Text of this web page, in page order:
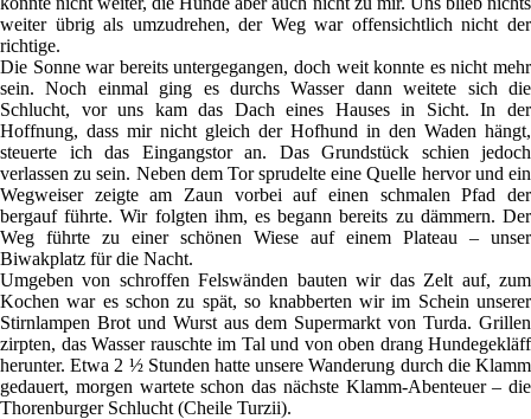
weiter übrig als umzudrehen, der Weg war offensichtlich nicht der
richtige.
Die Sonne war bereits untergegangen, doch weit konnte es nicht mehr
sein. Noch einmal ging es durchs Wasser dann weitete sich die
Schlucht, vor uns kam das Dach eines Hauses in Sicht. In der
Hoffnung, dass mir nicht gleich der Hofhund in den Waden hängt,
steuerte ich das Eingangstor an. Das Grundstück schien jedoch
verlassen zu sein. Neben dem Tor sprudelte eine Quelle hervor und ein
Wegweiser zeigte am Zaun vorbei auf einen schmalen Pfad der
bergauf führte. Wir folgten ihm, es begann bereits zu dämmern. Der
Weg führte zu einer schönen Wiese auf einem Plateau – unser
Biwakplatz für die Nacht.
Umgeben von schroffen Felswänden bauten wir das Zelt auf, zum
Kochen war es schon zu spät, so knabberten wir im Schein unserer
Stirnlampen Brot und Wurst aus dem Supermarkt von Turda. Grillen
zirpten, das Wasser rauschte im Tal und von oben drang Hundegekläff
herunter. Etwa 2 ½ Stunden hatte unsere Wanderung durch die Klamm
gedauert, morgen wartete schon das nächste Klamm-Abenteuer – die
Thorenburger Schlucht (Cheile Turzii).